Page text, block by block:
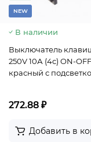
NEW
В наличии
Выключатель
250V 10А (4с) ON-OFF
красный с
272.88 ₽
Добавить в